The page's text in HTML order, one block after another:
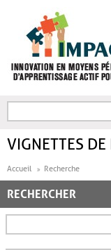
FORMULAIRE DE
VIGNETTES
Accueil Recherche
RECHERCHER